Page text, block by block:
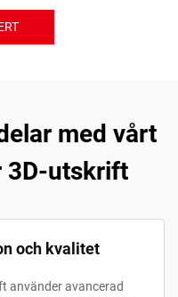
med vårt
3D-utskrift
och kvalitet
använder avancerad